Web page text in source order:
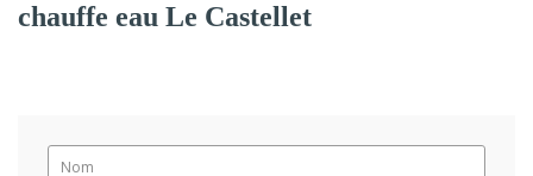
chauffe eau Le Castellet